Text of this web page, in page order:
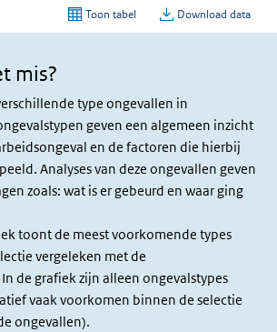
het
mis?
mis?
type ongevallen in
geven een algemeen inzicht
en de factoren die hierbij
Analyses van deze ongevallen geven
zoals: wat is er gebeurd en waar ging
toont de meest voorkomende types
vergeleken met de
de grafiek zijn alleen ongevalstypes
vaak voorkomen binnen de selectie
ongevallen).